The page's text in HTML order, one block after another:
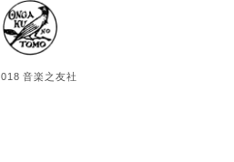
音楽之友社